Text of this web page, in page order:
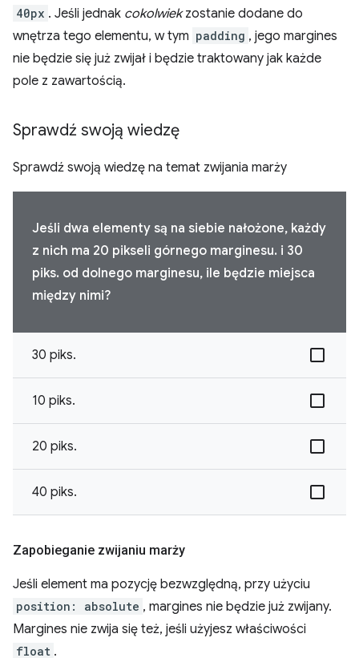
40px . Jeśli jednak cokolwiekzostanie dodane do
wnętrza tego elementu, w tym padding , jego margines
nie będzie się już zwijał i będzie traktowany jak każde
pole z zawartością.
Sprawdź swoją wiedzę
Sprawdź swoją wiedzę na temat zwijania marży
Jeśli dwa elementy są na siebie nałożone, każdy
z nich ma 20 pikseli górnego marginesu. i 30
piks. od dolnego marginesu, ile będzie miejsca
między nimi?
30 piks.
10 piks.
20 piks.
40 piks.
Zapobieganie zwijaniu marży
Jeśli element ma pozycję bezwzględną, przy użyciu
position: absolute , margines nie będzie już zwijany.
Margines nie zwija się też, jeśli użyjesz właściwości
float .